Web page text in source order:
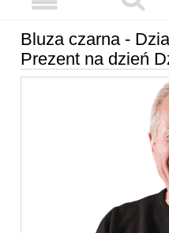
Bluza czarna -
Prezent na dzień